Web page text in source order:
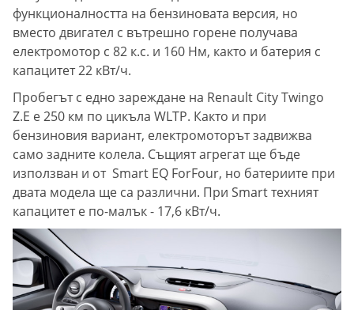
функционалността на бензиновата версия, но
вместо двигател с вътрешно горене получава
електромотор с 82 к.с. и 160 Нм, както и батерия с
капацитет 22 кВт/ч.
Пробегът с едно зареждане на Renault City Twingo
Z.E e 250 км по цикъла WLTP. Както и при
бензиновия вариант, електромоторът задвижва
само задните колела. Същият агрегат ще бъде
използван и от Smart EQ ForFour, но батериите при
двата модела ще са различни. При Smart техният
капацитет е по-малък - 17,6 кВт/ч.